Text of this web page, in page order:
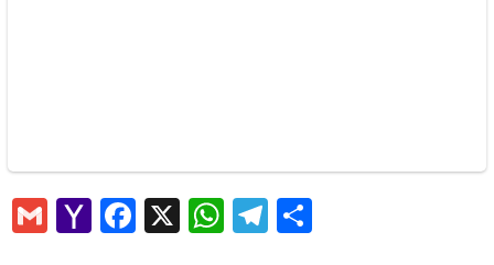
GmailYahooFacebook
X WhatsApp
Telegram